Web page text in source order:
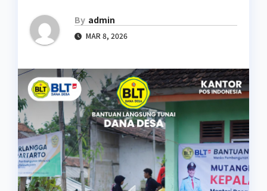
By admin
MAR 8, 2026